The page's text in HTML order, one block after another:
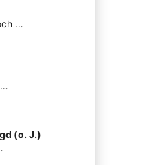
…
…
(o. J.)